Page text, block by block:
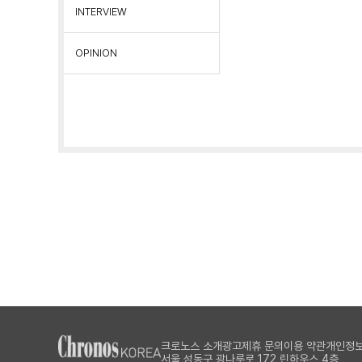
INTERVIEW
OPINION
크로노스 소개광고제휴 문의 이용 약관개인정
서울 성동구 광나루로 172 린하우스 4층